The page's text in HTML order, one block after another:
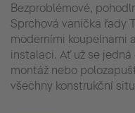
Bezproblémové,
Sprchová vanička řady
moderními koupelnami
instalaci. Ať už se
montáž nebo
všechny konstrukční